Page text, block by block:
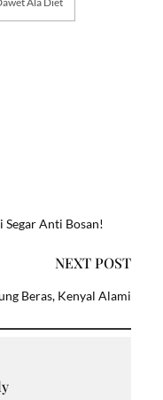
Segar Anti Bosan!
NEXT POST
Beras, Kenyal Alami